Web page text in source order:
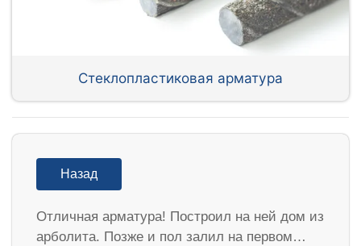
Стеклопластиковая арматура
Назад
Отличная арматура! Построил на ней дом из
арболита. Позже и пол залил на первом…